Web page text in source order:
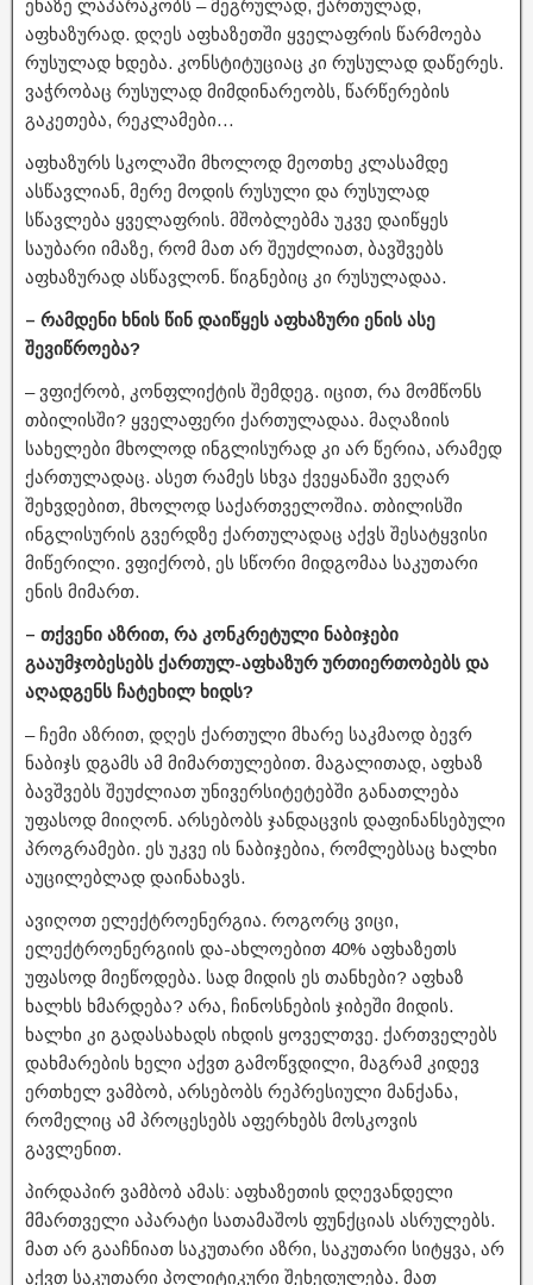
ენაზე ლაპარაკობს – მეგრულად, ქართულად,
აფხაზურად. დღეს აფხაზეთში ყველაფრის წარმოება
რუსულად ხდება. კონსტიტუციაც კი რუსულად დაწერეს.
ვაჭრობაც რუსულად მიმდინარეობს, წარწერების
გაკეთება, რეკლამები…
აფხაზურს სკოლაში მხოლოდ მეოთხე კლასამდე
ასწავლიან, მერე მოდის რუსული და რუსულად
სწავლება ყველაფრის. მშობლებმა უკვე დაიწყეს
საუბარი იმაზე, რომ მათ არ შეუძლიათ, ბავშვებს
აფხაზურად ასწავლონ. წიგნებიც კი რუსულადაა.
– რამდენი ხნის წინ დაიწყეს აფხაზური ენის ასე
შევიწროება?
– ვფიქრობ, კონფლიქტის შემდეგ. იცით, რა მომწონს
თბილისში? ყველაფერი ქართულადაა. მაღაზიის
სახელები მხოლოდ ინგლისურად კი არ წერია, არამედ
ქართულადაც. ასეთ რამეს სხვა ქვეყანაში ვეღარ
შეხვდებით, მხოლოდ საქართველოშია. თბილისში
ინგლისურის გვერდზე ქართულადაც აქვს შესატყვისი
მიწერილი. ვფიქრობ, ეს სწორი მიდგომაა საკუთარი
ენის მიმართ.
– თქვენი აზრით, რა კონკრეტული ნაბიჯები
გააუმჯობესებს ქართულ-აფხაზურ ურთიერთობებს და
აღადგენს ჩატეხილ ხიდს?
– ჩემი აზრით, დღეს ქართული მხარე საკმაოდ ბევრ
ნაბიჯს დგამს ამ მიმართულებით. მაგალითად, აფხაზ
ბავშვებს შეუძლიათ უნივერსიტეტებში განათლება
უფასოდ მიიღონ. არსებობს ჯანდაცვის დაფინანსებული
პროგრამები. ეს უკვე ის ნაბიჯებია, რომლებსაც ხალხი
აუცილებლად დაინახავს.
ავიღოთ ელექტროენერგია. როგორც ვიცი,
ელექტროენერგიის და-ახლოებით 40% აფხაზეთს
უფასოდ მიეწოდება. სად მიდის ეს თანხები? აფხაზ
ხალხს ხმარდება? არა, ჩინოსნების ჯიბეში მიდის.
ხალხი კი გადასახადს იხდის ყოველთვე. ქართველებს
დახმარების ხელი აქვთ გამოწვდილი, მაგრამ კიდევ
ერთხელ ვამბობ, არსებობს რეპრესიული მანქანა,
რომელიც ამ პროცესებს აფერხებს მოსკოვის
გავლენით.
პირდაპირ ვამბობ ამას: აფხაზეთის დღევანდელი
მმართველი აპარატი სათამაშოს ფუნქციას ასრულებს.
მათ არ გააჩნიათ საკუთარი აზრი, საკუთარი სიტყვა, არ
აქვთ საკუთარი პოლიტიკური შეხედულება. მათ